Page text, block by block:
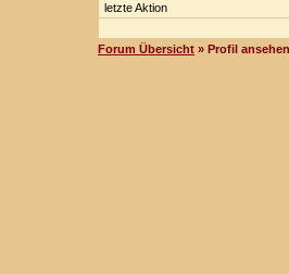
letzte Aktion
Forum Übersicht » Profil ansehen